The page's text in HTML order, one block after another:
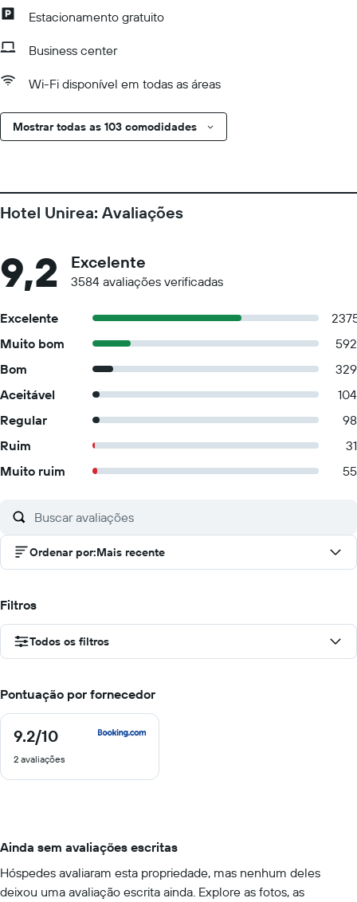
Estacionamento gratuito
Business center
Wi-Fi disponível em todas as áreas
Mostrar todas as 103 comodidades
Hotel Unirea: Avaliações
9,2 Excelente
3584 avaliações verificadas
Excelente
Muito bom
592
Bom
329
Aceitável
104
Regular
98
Ruim
31
Muito ruim
55
Ordenar por:Mais recente
Filtros
Todos os filtros
Pontuação por fornecedor
9.2/10
9.2
10
2 avaliações
Ainda sem avaliações escritas
Hóspedes avaliaram esta propriedade, mas nenhum deles
deixou uma avaliação escrita ainda. Explore as fotos, as